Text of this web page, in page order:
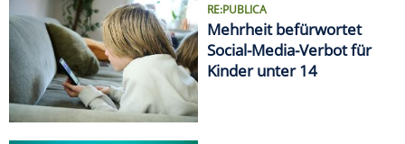
RE:PUBLICA
Mehrheit befürwortet
Social-Media-Verbot für
Kinder unter 14